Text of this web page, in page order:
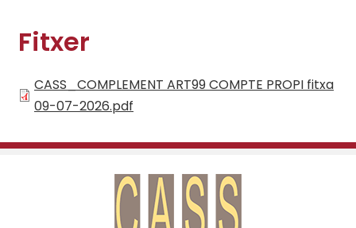
Fitxer
CASS_COMPLEMENT ART99 COMPTE PROPI fitxa
09-07-2026.pdf